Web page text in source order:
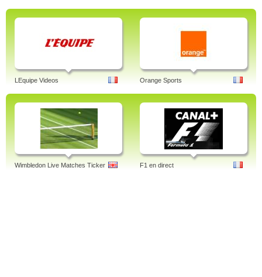
LEquipe Videos Orange Sports
Wimbledon Live Matches Ticker F1 en direct